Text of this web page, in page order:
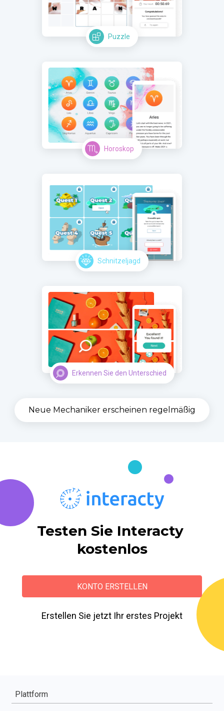
Puzzle
Horoskop
Schnitzeljagd
Erkennen Sie den Unterschied
Neue Mechaniker erscheinen regelmäßig
Testen Sie Interacty
kostenlos
KONTO ERSTELLEN
Erstellen Sie jetzt Ihr erstes Projekt
Plattform